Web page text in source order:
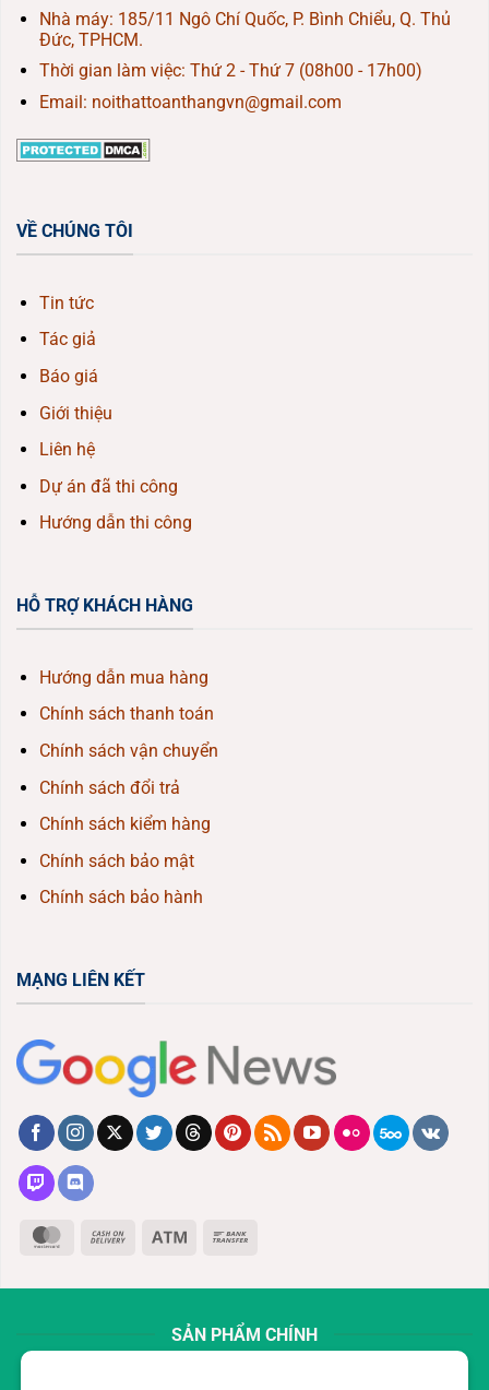
Nhà máy: 185/11 Ngô Chí Quốc, P. Bình Chiểu, Q. Thủ
Đức, TPHCM.
Thời gian làm việc: Thứ 2 - Thứ 7 (08h00 - 17h00)
Email: noithattoanthangvn@gmail.com
VỀ CHÚNG TÔI
Tin tức
Tác giả
Báo giá
Giới thiệu
Liên hệ
Dự án đã thi công
Hướng dẫn thi công
HỖ TRỢ KHÁCH HÀNG
Hướng dẫn mua hàng
Chính sách thanh toán
Chính sách vận chuyển
Chính sách đổi trả
Chính sách kiểm hàng
Chính sách bảo mật
Chính sách bảo hành
MẠNG LIÊN KẾT
MasterCard
Cash
Delivery
Atm
SẢN PHẨM CHÍNH